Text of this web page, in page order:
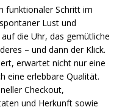
funktionaler Schritt im
Lust und
die Uhr, das gemütliche
– und dann der Klick.
erwartet nicht nur eine
eine erlebbare Qualität.
Checkout,
und Herkunft sowie